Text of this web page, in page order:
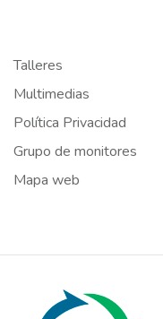
Talleres
Multimedias
Política Privacidad
Grupo de monitores
Mapa web